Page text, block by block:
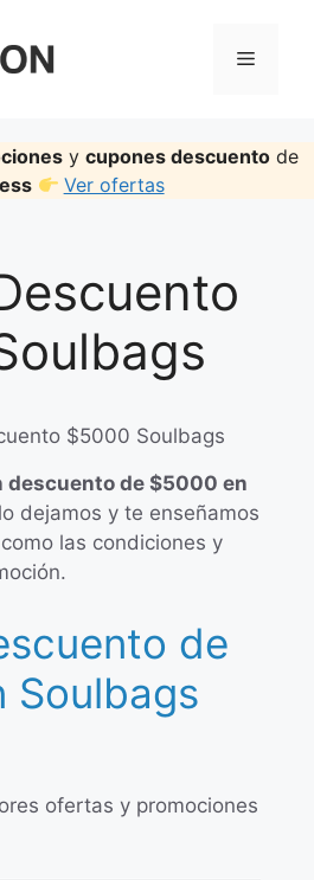
Menu
ycupones descuento de
Ver ofertas
descuento de $5000 en
dejamos y te enseñamos
las condiciones y
de
Soulbags
ofertas y promociones